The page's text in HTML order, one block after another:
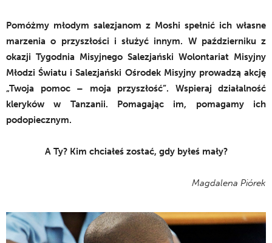
Pomóżmy młodym salezjanom z Moshi spełnić ich własne
marzenia o przyszłości i służyć innym. W październiku z
okazji Tygodnia Misyjnego Salezjański Wolontariat Misyjny
Młodzi Światu i Salezjański Ośrodek Misyjny prowadzą akcję
„Twoja pomoc – moja przyszłość”. Wspieraj działalność
kleryków w Tanzanii. Pomagając im, pomagamy ich
podopiecznym.
A Ty? Kim chciałeś zostać, gdy byłeś mały?
Magdalena Piórek